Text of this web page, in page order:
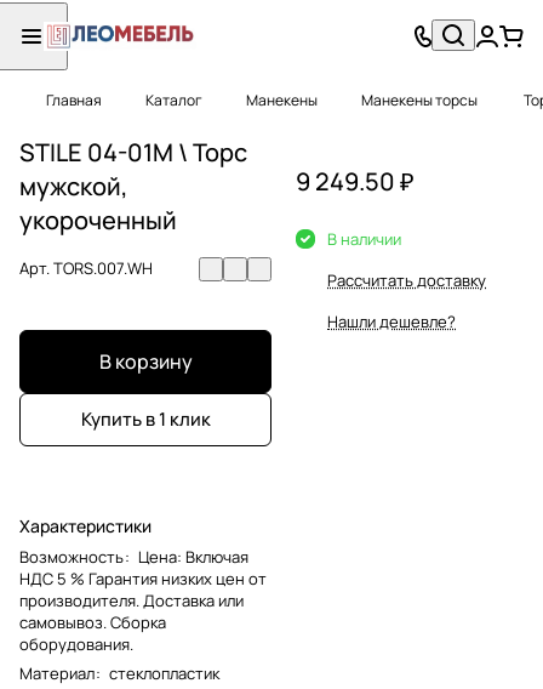
Главная Каталог Манекены Манекены торсы
STILE 04-01M \ Торс
мужской,
укороченный
Арт.TORS.007.WH
В корзину
Купить в 1 клик
Характеристики
Возможность: Цена: Включая
НДС 5 % Гарантия низких цен от
производителя. Доставка или
самовывоз. Сборка
оборудования.
Материал: стеклопластик
9 249.50 ₽
В наличии
Рассчитать доставку
Нашли дешевле?